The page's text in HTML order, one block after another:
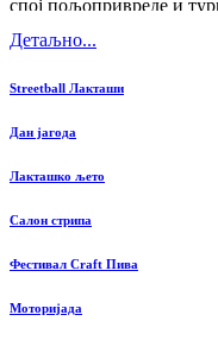
спој пољопривреде и
Детаљно...
Streetball Лакташи
Дан јагода
Лакташко љето
Салон стрипа
Фестивал Craft Пива
Моторијада